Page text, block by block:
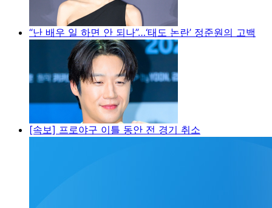
“난 배우 일 하면 안 되나”…‘태도 논란’ 정준원의 고백
[속보] 프로야구 이틀 동안 전 경기 취소